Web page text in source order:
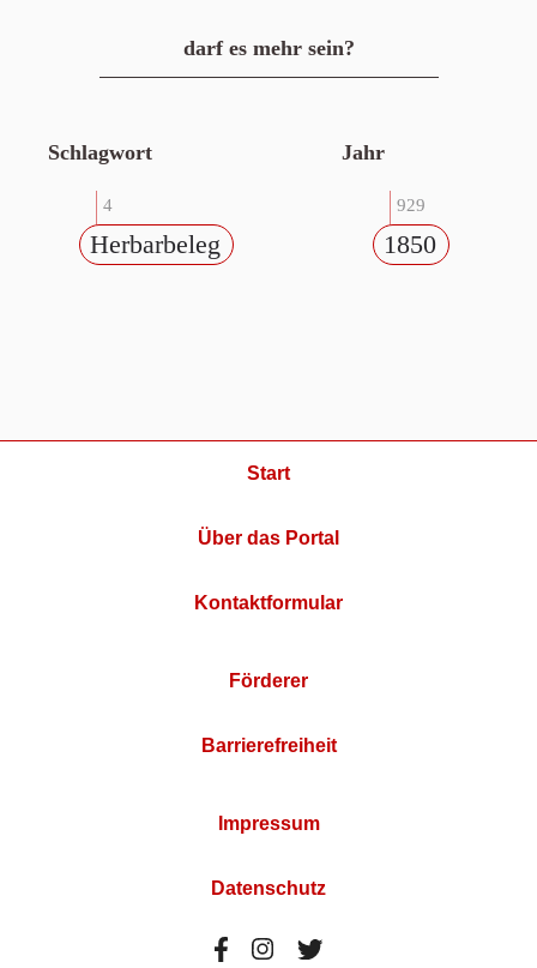
darf es mehr sein?
Schlagwort
4
Herbarbeleg
Jahr
929
1850
Start
Über das Portal
Kontaktformular
Förderer
Barrierefreiheit
Impressum
Datenschutz